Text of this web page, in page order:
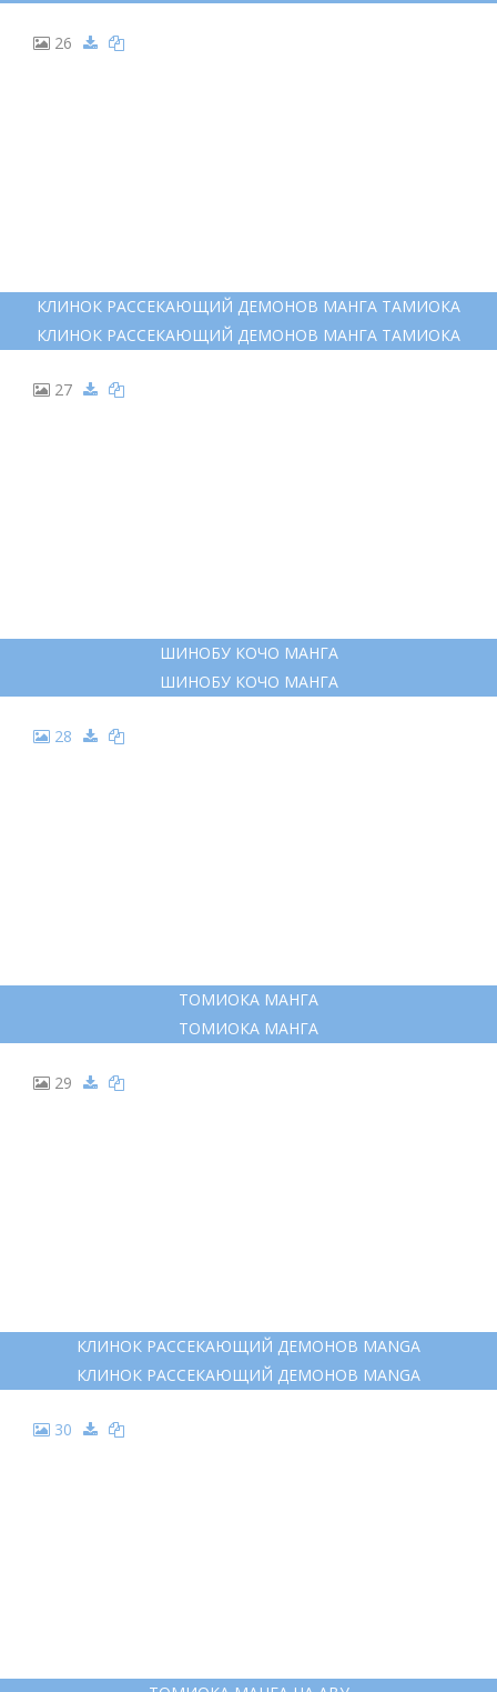
26
КЛИНОК РАССЕКАЮЩИЙ ДЕМОНОВ МАНГА ТАМИОКА
КЛИНОК РАССЕКАЮЩИЙ ДЕМОНОВ МАНГА ТАМИОКА
27
ШИНОБУ КОЧО МАНГА
ШИНОБУ КОЧО МАНГА
28
ТОМИОКА МАНГА
ТОМИОКА МАНГА
29
КЛИНОК РАССЕКАЮЩИЙ ДЕМОНОВ MANGA
КЛИНОК РАССЕКАЮЩИЙ ДЕМОНОВ MANGA
30